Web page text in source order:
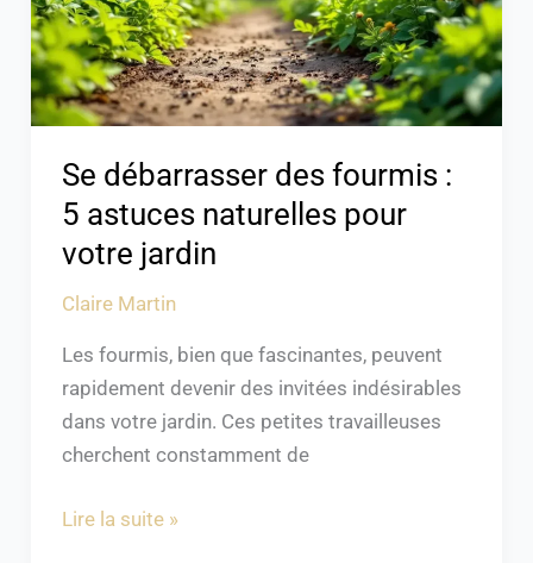
Se débarrasser des fourmis :
5 astuces naturelles pour
votre jardin
Claire Martin
Les fourmis, bien que fascinantes, peuvent
rapidement devenir des invitées indésirables
dans votre jardin. Ces petites travailleuses
cherchent constamment de
astuces
naturelles
pour
votre
Lire la suite »